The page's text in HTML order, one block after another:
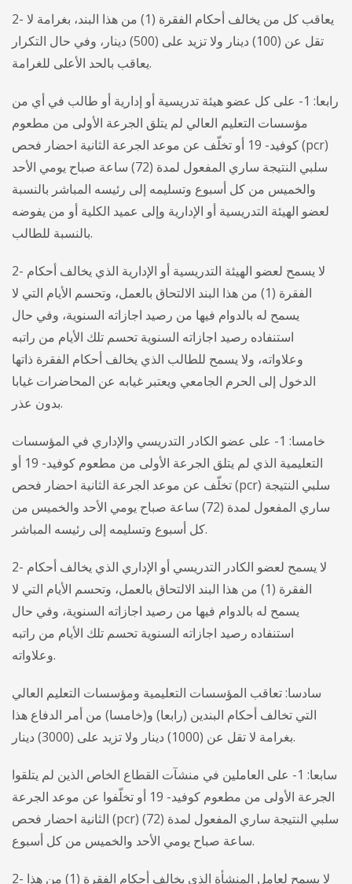
2- يعاقب كل من يخالف أحكام الفقرة (1) من هذا البند، بغرامة لا
تقل عن (100) دينار ولا تزيد على (500) دينار، وفي حال التكرار
يعاقب بالحد الأعلى للغرامة.
رابعا: 1- على كل عضو هيئة تدريسية أو إدارية أو طالب في أي من
مؤسسات التعليم العالي لم يتلق الجرعة الأولى من مطعوم
كوفيد- 19 أو تخلّف عن موعد الجرعة الثانية احضار فحص (pcr)
سلبي النتيجة ساري المفعول لمدة (72) ساعة صباح يومي الأحد
والخميس من كل أسبوع وتسليمه إلى رئيسه المباشر بالنسبة
لعضو الهيئة التدريسية أو الإدارية وإلى عميد الكلية أو من يفوضه
بالنسبة للطالب.
2- لا يسمح لعضو الهيئة التدريسية أو الإدارية الذي يخالف أحكام
الفقرة (1) من هذا البند الالتحاق بالعمل، وتحسم الأيام التي لا
يسمح له بالدوام فيها من رصيد اجازاته السنوية، وفي حال
استنفاده رصيد اجازاته السنوية تحسم تلك الأيام من راتبه
وعلاواته، ولا يسمح للطالب الذي يخالف أحكام الفقرة ذاتها
الدخول إلى الحرم الجامعي ويعتبر غيابه عن المحاضرات غيابا
بدون عذر.
خامسا: 1- على عضو الكادر التدريسي والإداري في المؤسسات
التعليمية الذي لم يتلق الجرعة الأولى من مطعوم كوفيد- 19 أو
تخلّف عن موعد الجرعة الثانية احضار فحص (pcr) سلبي النتيجة
ساري المفعول لمدة (72) ساعة صباح يومي الأحد والخميس من
كل أسبوع وتسليمه إلى رئيسه المباشر.
2- لا يسمح لعضو الكادر التدريسي أو الإداري الذي يخالف أحكام
الفقرة (1) من هذا البند الالتحاق بالعمل، وتحسم الأيام التي لا
يسمح له بالدوام فيها من رصيد اجازاته السنوية، وفي حال
استنفاده رصيد اجازاته السنوية تحسم تلك الأيام من راتبه
وعلاواته.
سادسا: تعاقب المؤسسات التعليمية ومؤسسات التعليم العالي
التي تخالف أحكام البندين (رابعا) و(خامسا) من أمر الدفاع هذا
بغرامة لا تقل عن (1000) دينار ولا تزيد على (3000) دينار.
سابعا: 1- على العاملين في منشآت القطاع الخاص الذين لم يتلقوا
الجرعة الأولى من مطعوم كوفيد- 19 أو تخلّفوا عن موعد الجرعة
الثانية احضار فحص (pcr) سلبي النتيجة ساري المفعول لمدة (72)
ساعة صباح يومي الأحد والخميس من كل أسبوع.
2- لا يسمح لعامل المنشأة الذي يخالف أحكام الفقرة (1) من هذا